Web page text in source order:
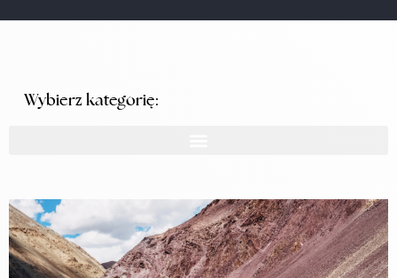
Wybierz kategorię: